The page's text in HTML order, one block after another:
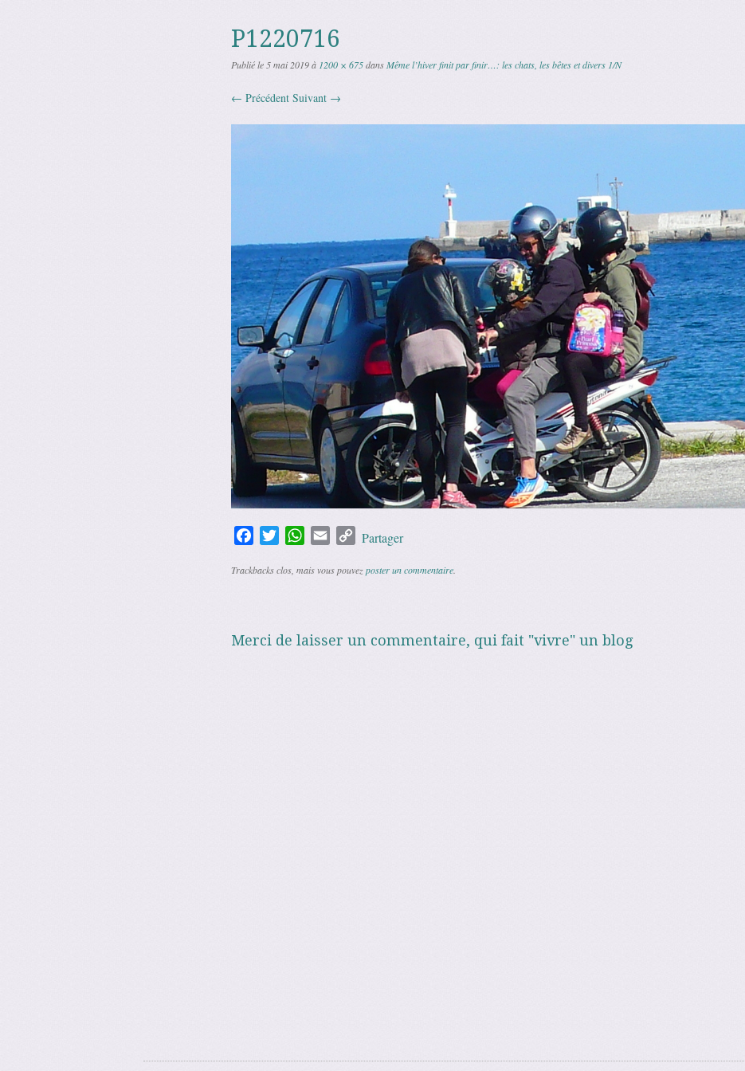
P1220716
Publié le 5 mai 2019à 1200 × 675dansMême l’hiver finit par finir…: les chats, les bêtes et divers 1/N
← Précédent Suivant →
FacebookTwitterWhatsApp
Email Copy
Partager
Trackbacks clos, mais vous pouvezposter un commentaire
Merci de laisser un commentaire, qui fait "vivre" un blog